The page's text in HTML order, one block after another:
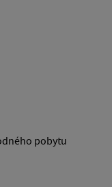
pobytu